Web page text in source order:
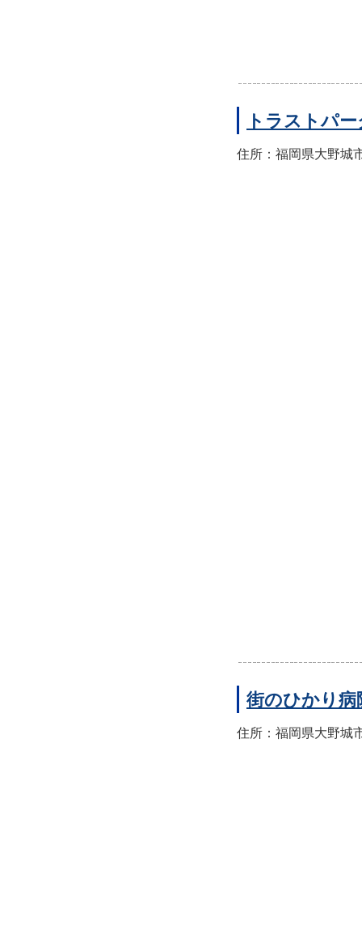
トラストパ
住所：福岡県大野城
街のひかり
住所：福岡県大野城